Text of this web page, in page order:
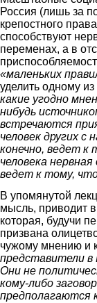
Россия (лишь за
крепостного
способствуют
переменах, а в
«маленьких
уделить одному из
какие угодно
нибудь
встречаются
человек других
конечно, ведет к
человека
ведет к тому,
В упомянутой
мысль, приводит
которая, будучи
призвана
чужому мнению и
представители в
Они не
кому-либо
предполагаются